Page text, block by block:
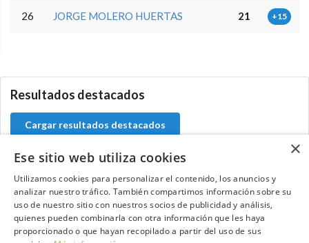
26 JORGE MOLERO HUERTAS 21 +15
Resultados destacados
Cargar resultados destacados
Contacta con el equipo de NextCaddy
Opina Contacta
×
Ese sitio web utiliza cookies
Utilizamos cookies para personalizar el contenido, los anuncios y
analizar nuestro tráfico. También compartimos información sobre su
uso de nuestro sitio con nuestros socios de publicidad y análisis,
quienes pueden combinarla con otra información que les haya
proporcionado o que hayan recopilado a partir del uso de sus